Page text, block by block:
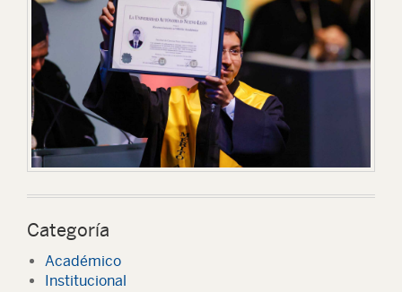
Categoría
Académico
Institucional